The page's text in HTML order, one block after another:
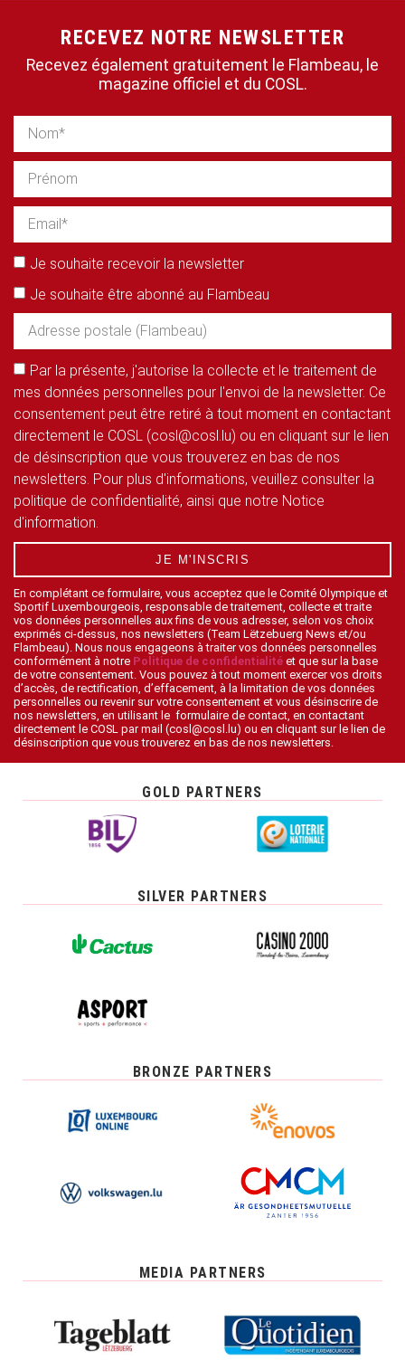
RECEVEZ NOTRE NEWSLETTER
Recevez également gratuitement le Flambeau, le
magazine officiel et du COSL.
Je souhaite recevoir la newsletter
Je souhaite être abonné au Flambeau
Par la présente, j'autorise la collecte et le traitement de
mes données personnelles pour l'envoi de la newsletter. Ce
consentement peut être retiré à tout moment en contactant
directement le COSL (cosl@cosl.lu) ou en cliquant sur le lien
de désinscription que vous trouverez en bas de nos
newsletters. Pour plus d'informations, veuillez consulter la
politique de confidentialité, ainsi que notre Notice
d'information.
JE M'INSCRIS
En complétant ce formulaire, vous acceptez que le Comité Olympique et
Sportif Luxembourgeois, responsable de traitement, collecte et traite
vos données personnelles aux fins de vous adresser, selon vos choix
exprimés ci-dessus, nos newsletters (Team Lëtzebuerg News et/ou
Flambeau). Nous nous engageons à traiter vos données personnelles
conformément à notre Politique de confidentialité et que sur la base
de votre consentement. Vous pouvez à tout moment exercer vos droits
d’accès, de rectification, d’effacement, à la limitation de vos données
personnelles ou revenir sur votre consentement et vous désinscrire de
nos newsletters, en utilisant le formulaire de contact, en contactant
directement le COSL par mail (cosl@cosl.lu) ou en cliquant sur le lien de
désinscription que vous trouverez en bas de nos newsletters.
GOLD PARTNERS
SILVER PARTNERS
BRONZE PARTNERS
MEDIA PARTNERS